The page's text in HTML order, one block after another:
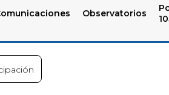
Observatorios